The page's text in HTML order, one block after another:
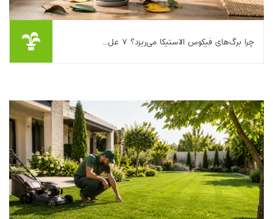
فیکوس الاستیکا (Rubber Plant) از آن گیاه‌های آپارتمانی محبوبی
بیشتر بخوانیم ...
چرا برگ‌های فیکوس الاستیکا می‌ریزد؟ ۷ عل...